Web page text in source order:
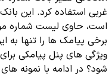
غربی استفاده کرد. این
است، حاوی لیست شماره
برخی پیامک ها را تنها به
ویژگی های پنل پیامکی
شود؟ در ادامه با نمونه